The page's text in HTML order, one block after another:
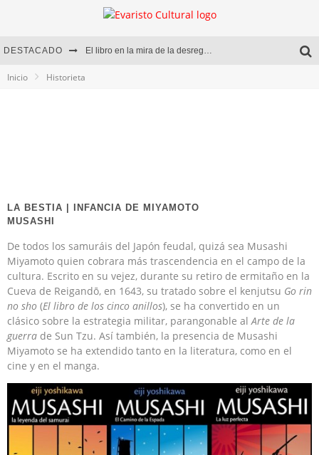
DESTACADO El libro en la mira de la desregulación
Inicio Historieta
LA BESTIA | INFANCIA DE MIYAMOTO
MUSASHI
De todos los samuráis del Japón feudal, quizá sea Musashi
Miyamoto quien cobrara más trascendencia en el campo de la
cultura. Escrito en su vejez, durante su retiro de ermitaño en la
Cueva de Reigandō, en 1643, su tratado sobre el kenjutsu Go rin
no sho (El libro de los cinco anillos), se ha convertido en un
clásico sobre la estrategia militar, parangonable alArte de la
guerra de Sun Tzu. Así también, la presencia de Musashi
Miyamoto se ha extendido tanto en la literatura, como en el
cine y en el manga.